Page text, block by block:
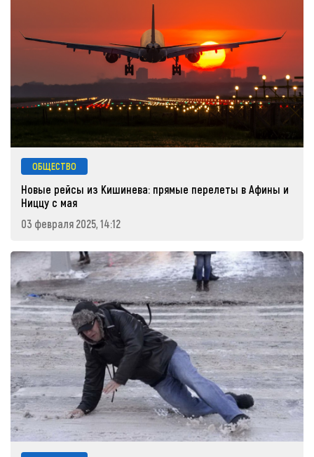
ОБЩЕСТВО
Новые рейсы из Кишинева: прямые перелеты в Афины и
Ниццу с мая
03 февраля 2025, 14:12